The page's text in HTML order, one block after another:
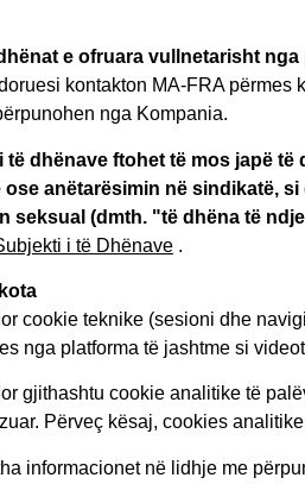
e ofruara vullnetarisht
kontakton MA-FRA
nga Kompania.
të dhënave ftohet të mos japë
anëtarësimin në sindikatë,
seksual (dmth. "të dhëna të
i të Dhënave .
cookie teknike (sesioni dhe
nga platforma të jashtme si
gjithashtu cookie analitike të
Përveç kësaj, cookies
informacionet në lidhje me